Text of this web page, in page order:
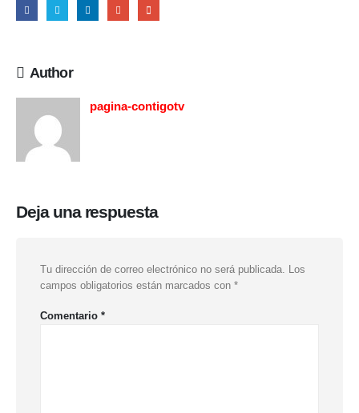
Author
pagina-contigotv
Deja una respuesta
Tu dirección de correo electrónico no será publicada. Los
campos obligatorios están marcados con *
Comentario *